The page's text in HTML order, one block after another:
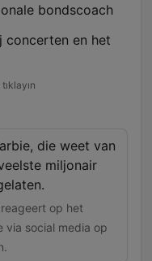
bondscoach
concerten en het
die weet van
miljonair
op het
via social media op